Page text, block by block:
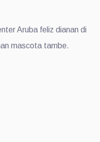
Aruba feliz dianan di
mascota tambe.